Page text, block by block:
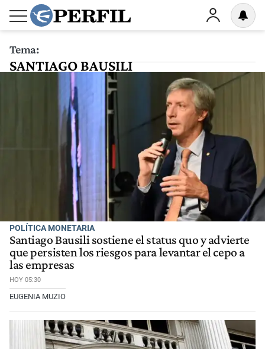
Tema:
SANTIAGO BAUSILI
POLÍTICA MONETARIA
Santiago Bausili sostiene el status quo y advierte
que persisten los riesgos para levantar el cepo a
las empresas
HOY 05:30
EUGENIA MUZIO